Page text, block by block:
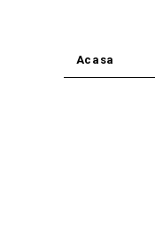
Acasa